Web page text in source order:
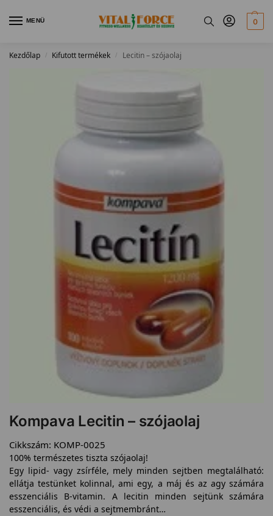
MENÜ 0
Kezdőlap / Kifutott termékek / Lecitin – szójaolaj
Kompava Lecitin – szójaolaj
Cikkszám: KOMP-0025
100% természetes tiszta szójaolaj!
Egy lipid- vagy zsírféle, mely minden sejtben megtalálható:
ellátja testünket kolinnal, ami egy, a máj és az agy számára
esszenciális B-vitamin. A lecitin minden sejtünk számára
esszenciális, és védi a sejtmembránt…